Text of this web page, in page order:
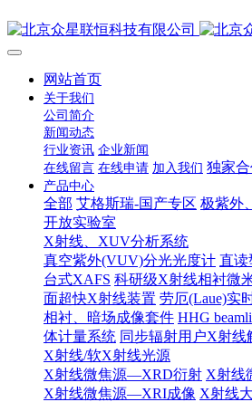
网站首页
关于我们
公司简介
新闻动态
行业资讯 企业新闻
在线留言 在线申请 加入我们 独家
产品中心
全部 艾格斯瑞-国产专区 极紫外
开放实验室
X射线、XUV分析系统
真空紫外(VUV)分光光度计 直读
台式XAFS 科研级X射线相衬微
面超快X射线装置 劳厄(Laue)实
相衬、暗场成像套件 HHG
体计量系统 同步辐射用户X射线
X射线/软X射线光源
X射线微焦源—XRD衍射 X射线
X射线微焦源—XRI成像 X射线